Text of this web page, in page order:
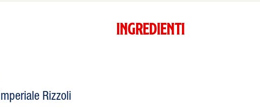
Ingredienti
Rizzoli